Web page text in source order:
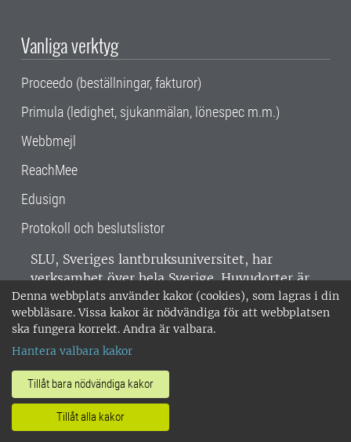
Denna webbplats använder kakor (cookies), som lagras i din
webbläsare. Vissa kakor är nödvändiga för att webbplatsen
ska fungera korrekt. Andra är valbara.
Hantera valbara kakor
Tillåt bara nödvändiga kakor
Tillåt alla kakor
Vanliga verktyg
Proceedo (beställningar, fakturor)
Primula (ledighet, sjukanmälan, lönespec m.m.)
Webbmejl
ReachMee
Edusign
Protokoll och beslutslistor
SLU, Sveriges lantbruksuniversitet, har
verksamhet över hela Sverige. Huvudorter är
Alnarp, Uppsala och Umeå.SLU är
miljöcertifierat enligt ISO 14001. •Telefon:
018-67 10 00 • Org nr: 202100-2817 •
medarbetarwebben
Om SLU:s webbplatser
•Hantera kakor •Behandling av
personuppgifter